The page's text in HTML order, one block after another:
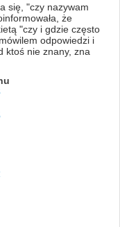
się, "czy nazywam
że
"czy i gdzie często
odpowiedzi i
ktoś nie znany, zna